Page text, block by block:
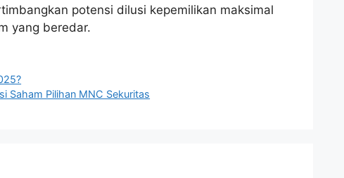
potensi dilusi kepemilikan maksimal
yang beredar.
Saham Pilihan MNC Sekuritas